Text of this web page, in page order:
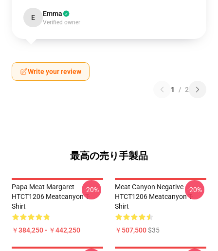
E Emma
Verified owner
Write your review
1 / 2
最高の売り手製品
Papa Meat Margaret
HTCT1206 Meatcanyon T-
Shirt
￥384,250 - ￥442,250
-20%
Meat Canyon Negative
HTCT1206 Meatcanyon T-
Shirt
￥507,500$35
-20%